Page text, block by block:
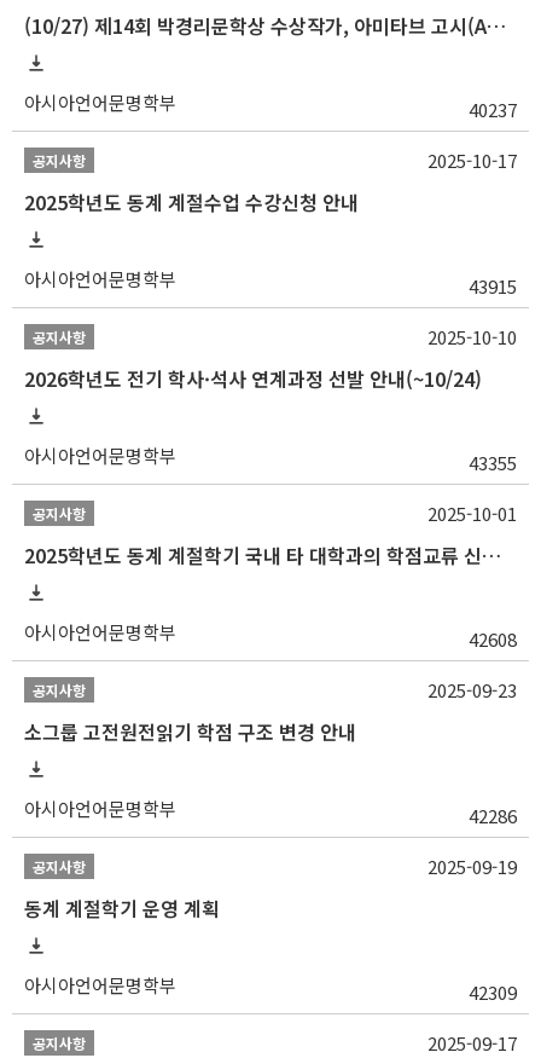
(10/27) 제14회 박경리문학상 수상작가, 아미타브 고시(Amitav Ghosh) 강연 안내
아시아언어문명학부 40237
공지사항
2025학년도 동계 계절수업 수강신청 안내
아시아언어문명학부 43915
2025-10-17
공지사항
2026학년도 전기 학사·석사 연계과정 선발 안내(~10/24)
아시아언어문명학부 43355
2025-10-10
공지사항
2025학년도 동계 계절학기 국내 타 대학과의 학점교류 신청 안내
아시아언어문명학부 42608
2025-10-01
공지사항
소그룹 고전원전읽기 학점 구조 변경 안내
아시아언어문명학부 42286
2025-09-23
공지사항
동계 계절학기 운영 계획
아시아언어문명학부 42309
2025-09-19
공지사항 2025-09-17